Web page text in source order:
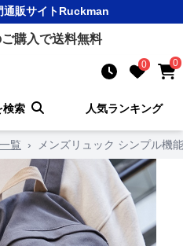
通販サイトRuckman
購入で送料無料
0 0
検索 人気ランキング
覧 › メンズリュック シンプル機